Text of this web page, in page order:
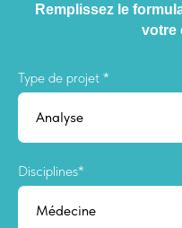
Remplissez le
votre
Type de projet *
Disciplines*